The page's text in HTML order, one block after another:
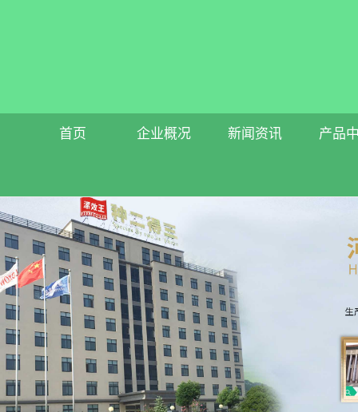
首页 企业概况 新闻资讯 产品